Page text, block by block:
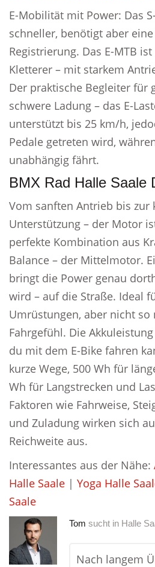
E-Mobilität mit Power: Das
schneller, benötigt aber
Registrierung. Das E-MTB
Kletterer – mit starkem
Der praktische Begleiter für
schwere Ladung – das E-
unterstützt bis 25 km/h,
Pedale getreten wird,
unabhängig fährt.
BMX Rad Halle Saale
Vom sanften Antrieb bis zur
Unterstützung – der Motor
perfekte Kombination aus
Balance – der Mittelmotor.
bringt die Power genau
wird – auf die Straße. Ideal
Umrüstungen, aber nicht
Fahrgefühl. Die
du mit dem E-Bike fahren
kurze Wege, 500 Wh für
Wh für Langstrecken und
Faktoren wie Fahrweise,
und Zuladung wirken sich
Reichweite aus.
Interessantes aus der Nähe:
Halle Saale | Yoga Halle
Saale
Tom sucht in Halle
Nach langem